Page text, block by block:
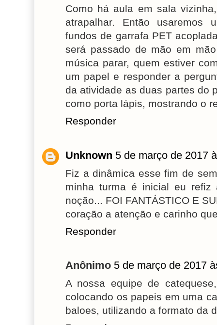
Como há aula em sala
atrapalhar. Então usaremos
fundos de garrafa PET
será passado de mão em
música parar, quem estiver
um papel e responder a
da atividade as duas partes do
como porta lápis, mostrando o
Responder
Unknown 5 de março de 2017
Fiz a dinâmica esse fim de
minha turma é inicial eu
noção... FOI FANTÁSTICO E
coração a atenção e carinho
Responder
Anônimo 5 de março de 2017
A nossa equipe de
colocando os papeis em uma
baloes, utilizando a formato da